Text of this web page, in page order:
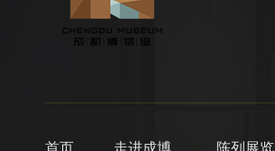
首页 走进成博 陈列展览